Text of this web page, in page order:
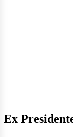
Ex